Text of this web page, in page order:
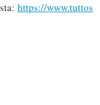
https://www.tuttos